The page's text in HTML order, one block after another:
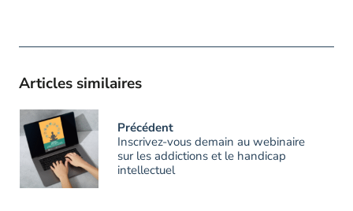
Articles similaires
Précédent
Inscrivez-vous demain au webinaire
sur les addictions et le handicap
intellectuel